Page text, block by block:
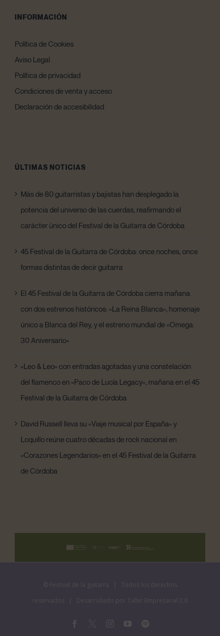
INFORMACIÓN
Política de Cookies
Aviso Legal
Política de privacidad
Condiciones de venta y acceso
Declaración de accesibilidad
ÚLTIMAS NOTICIAS
Más de 80 guitarristas y bajistas han desplegado la
potencia del universo de las cuerdas, reafirmando el
carácter único del Festival de la Guitarra de Córdoba
45 Festival de la Guitarra de Córdoba: once noches, once
formas distintas de decir guitarra
El 45 Festival de la Guitarra de Córdoba cierra mañana
con dos estrenos históricos: «La Reina Blanca», homenaje
único a Blanca del Rey, y el estreno mundial de «Omega.
30 Aniversario»
«Leo & Leo» con entradas agotadas y una constelación
del flamenco en «Paco de Lucía Legacy», mañana en el 45
Festival de la Guitarra de Córdoba
David Russell lleva su «Viaje musical por España» y
Loquillo reúne cuatro décadas de rock nacional en
«Corazones Legendarios» en el 45 Festival de la Guitarra
de Córdoba
© Festival de la guitarra
| Todos los derechos
reservados | Desarrollado por Taller Empresarial 2.0
Facebook
X InstagramYouTubeSpotify